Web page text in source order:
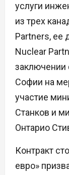
услуги
из трех
Partners, ее
Nuclear
заключении
Софии на
участие
Станков и
Онтарио
Контракт
евро»